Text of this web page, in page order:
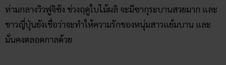
ท่ามกลางวิวฟูจิซัง ช่วงฤดูใบไม้ผลิ จะมีซากุระบานสวยมาก และ
ชาวญี่ปุ่นยังเชื่อว่าจะทำให้ความรักของหนุ่มสาวแย้มบาน และ
มั่นคงตลอดกาลด้วย